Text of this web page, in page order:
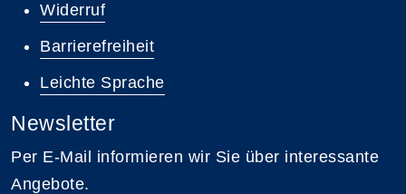
Widerruf
Barrierefreiheit
Leichte Sprache
Newsletter
Per E-Mail informieren wir Sie über interessante
Angebote.